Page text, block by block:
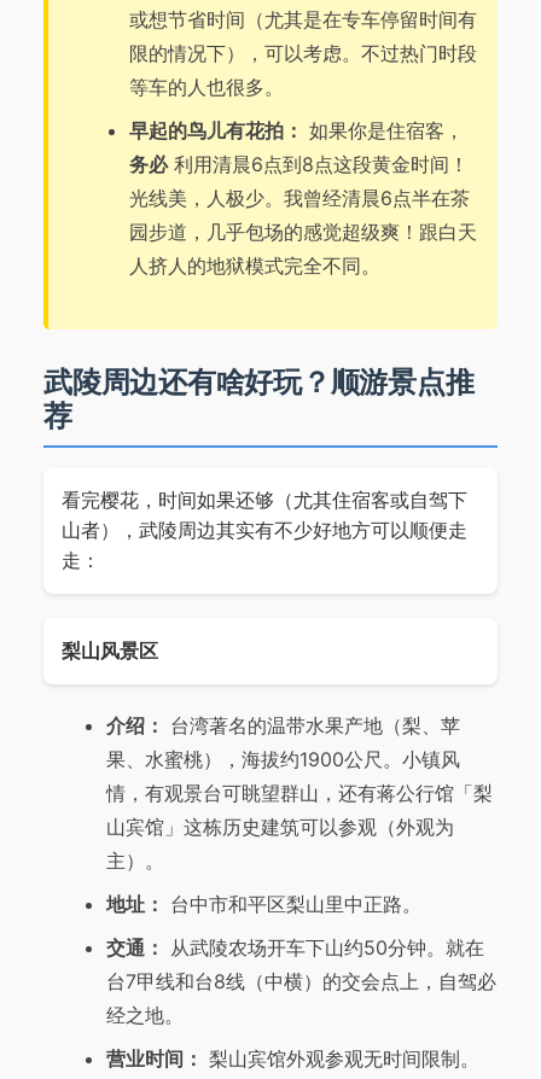
或想节省时间（尤其是在专车停留时间有
限的情况下），可以考虑。不过热门时段
等车的人也很多。
早起的鸟儿有花拍： 如果你是住宿客，
务必利用清晨6点到8点这段黄金时间！
光线美，人极少。我曾经清晨6点半在茶
园步道，几乎包场的感觉超级爽！跟白天
人挤人的地狱模式完全不同。
武陵周边还有啥好玩？顺游景点推
荐
看完樱花，时间如果还够（尤其住宿客或自驾下
山者），武陵周边其实有不少好地方可以顺便走
走：
梨山风景区
介绍： 台湾著名的温带水果产地（梨、苹
果、水蜜桃），海拔约1900公尺。小镇风
情，有观景台可眺望群山，还有蒋公行馆「梨
山宾馆」这栋历史建筑可以参观（外观为
主）。
地址： 台中市和平区梨山里中正路。
交通： 从武陵农场开车下山约50分钟。就在
台7甲线和台8线（中横）的交会点上，自驾必
经之地。
营业时间： 梨山宾馆外观参观无时间限制。